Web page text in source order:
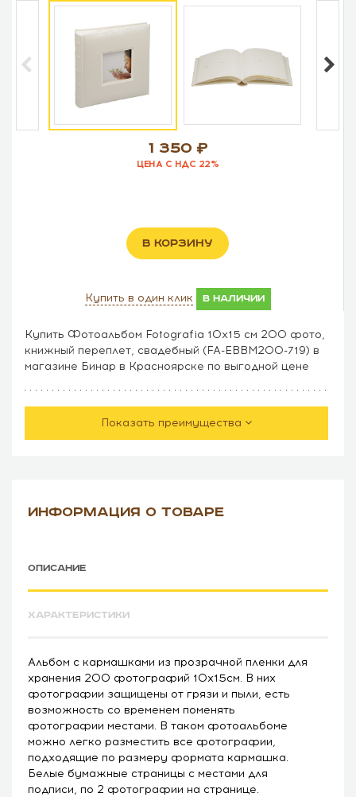
1 350
ЦЕНА С НДС 22%
В КОРЗИНУ
Купить в один клик в наличии
Купить Фотоальбом Fotografia 10x15 см 200 фото,
книжный переплет, свадебный (FA-EBBM200-719) в
магазине Бинар в Красноярске по выгодной цене
Показать преимущества
ИНФОРМАЦИЯ О ТОВАРЕ
ОПИСАНИЕ
ХАРАКТЕРИСТИКИ
Альбом с кармашками из прозрачной пленки для
хранения 200 фотографий 10х15см. В них
фотографии защищены от грязи и пыли, есть
возможность со временем поменять
фотографии местами. В таком фотоальбоме
можно легко разместить все фотографии,
подходящие по размеру формата кармашка.
Белые бумажные страницы с местами для
подписи, по 2 фотографии на странице.